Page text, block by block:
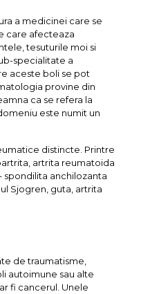
a medicinei care se
care afecteaza
tesuturile moi si
specialitate a
aceste boli se pot
provine din
ca se refera la
este numit un
distincte. Printre
artrita reumatoida
spondilita anchilozanta
Sjogren, guta, artrita
de traumatisme,
autoimune sau alte
fi cancerul. Unele